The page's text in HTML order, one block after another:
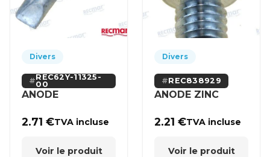
Divers
REC62Y-11325-
00
ANODE
2.71€TVA incluse
Voir le produit
Divers
REC838929
ANODE ZINC
2.21€TVA incluse
Voir le produit